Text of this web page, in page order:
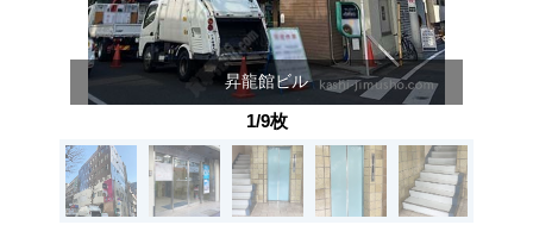
昇龍館ビル
1/9枚